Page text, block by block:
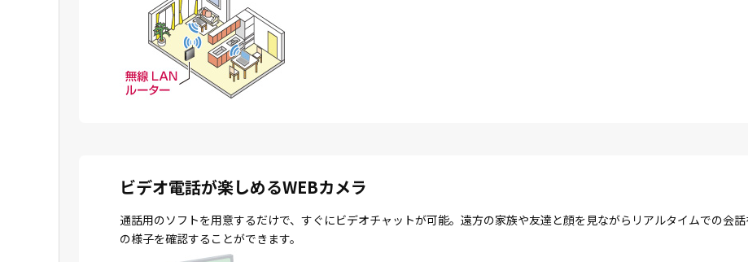
ビデオ電話が楽しめるWEBカメラ
通話用のソフトを用意するだけで、すぐにビデオチャットが可能。遠方の家族や友達と顔を見ながらリアルタイムでの会
の様子を確認することができます。